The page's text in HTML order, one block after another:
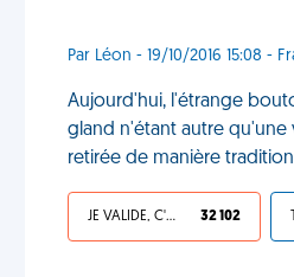
Par Léon - 19/10/2016 15:08 -
Aujourd'hui, l'étrange
gland n'étant autre qu'une
retirée de manière
JE VALIDE, C'EST UNE VDM 32 102